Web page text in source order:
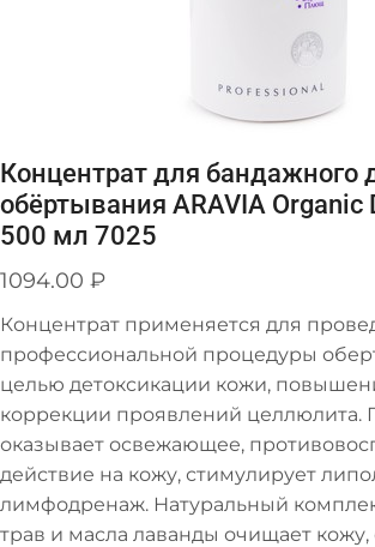
Концентрат для бандажного
обёртывания ARAVIA Organic
500 мл 7025
1094.00 ₽
Концентрат применяется для
профессиональной процедуры
целью детоксикации кожи,
коррекции проявлений целлюлита.
оказывает освежающее,
действие на кожу, стимулирует
лимфодренаж. Натуральный
трав и масла лаванды очищает кожу,